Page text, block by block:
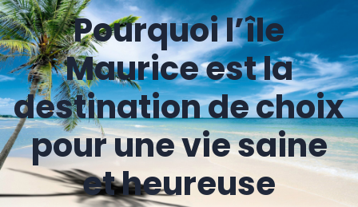
Pourquoi l’île
Maurice est la
destination de choix
pour une vie saine
et heureuse